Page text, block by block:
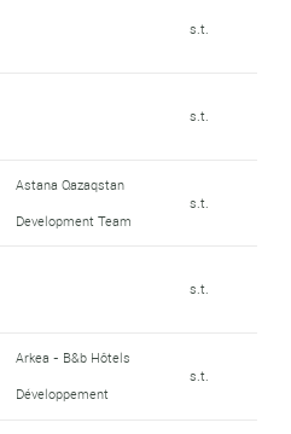
s.t.
s.t.
Astana Qazaqstan
Development Team
s.t.
s.t.
Arkea - B&b Hôtels
Développement
s.t.